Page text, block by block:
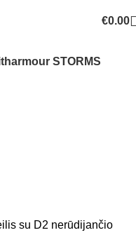
€0.00
STORMS
su D2 nerūdijančio